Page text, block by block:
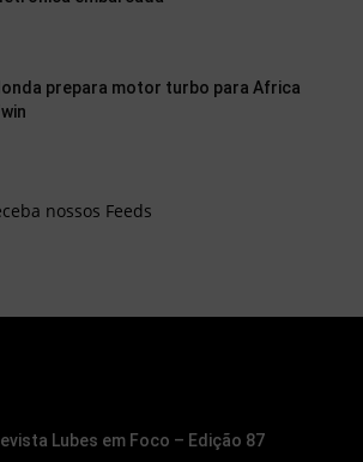
prepara motor turbo para Africa
nossos Feeds
Lubes em Foco – Edição 87